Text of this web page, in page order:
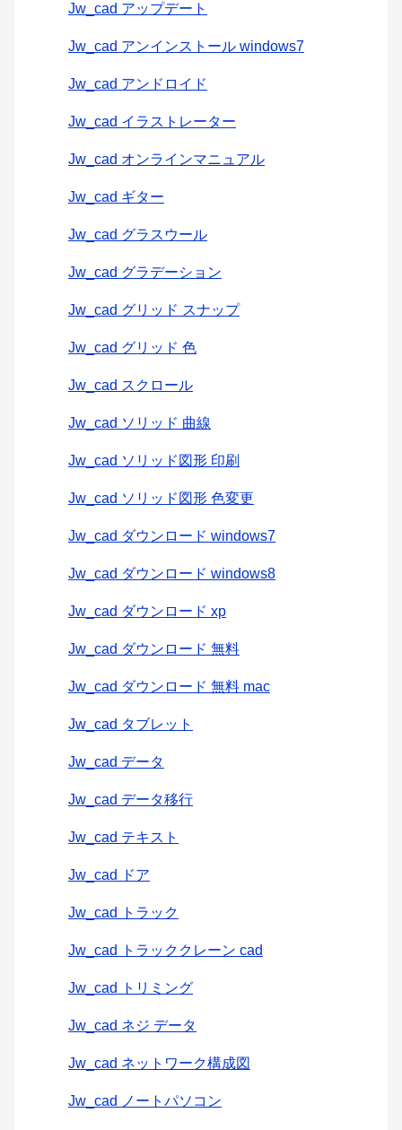
Jw_cad アップデート
Jw_cad アンインストール windows7
Jw_cad アンドロイド
Jw_cad イラストレーター
Jw_cad オンラインマニュアル
Jw_cad ギター
Jw_cad グラスウール
Jw_cad グラデーション
Jw_cad グリッド スナップ
Jw_cad グリッド 色
Jw_cad スクロール
Jw_cad ソリッド 曲線
Jw_cad ソリッド図形 印刷
Jw_cad ソリッド図形 色変更
Jw_cad ダウンロード windows7
Jw_cad ダウンロード windows8
Jw_cad ダウンロード xp
Jw_cad ダウンロード 無料
Jw_cad ダウンロード 無料 mac
Jw_cad タブレット
Jw_cad データ
Jw_cad データ移行
Jw_cad テキスト
Jw_cad ドア
Jw_cad トラック
Jw_cad トラッククレーン cad
Jw_cad トリミング
Jw_cad ネジ データ
Jw_cad ネットワーク構成図
Jw_cad ノートパソコン